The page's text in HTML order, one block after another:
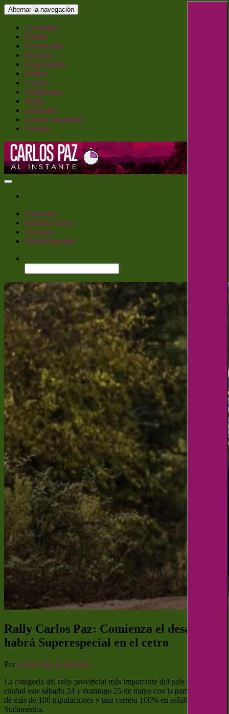
Saltar
al
contenido
Alternar la navegación
La ciudad
Punilla
Provinciales
Deportes
Espectáculos
Política
Cultura
Solidaridad
Viajes
Ambiente
Centros Vecinales
Turismo
Empresas
Quienes somos
Contacto
Nota destacada
Rally Carlos Paz: Comienza el desafío y
habrá Superespecial en el cetro
Por Carlos Paz Al Instante
La categoría del rally provincial más importante del país vuelve a la
ciudad este sábado 24 y domingo 25 de mayo con la participación
de más de 100 tripulaciones y una carrera 100% en asfalto, única en
Sudamérica.